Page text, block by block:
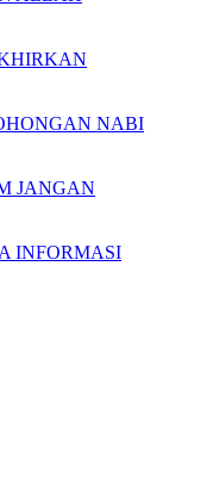
NABI
JANGAN
INFORMASI